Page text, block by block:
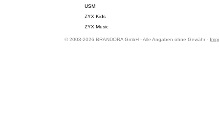
USM
ZYX Kids
ZYX Music
© 2003-2026 BRANDORA GmbH - Alle Angaben ohne Gewähr -